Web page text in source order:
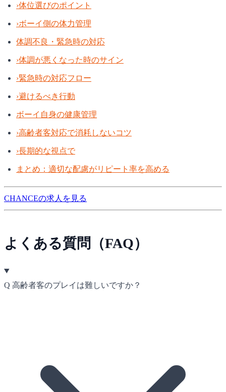
›体位選びのポイント
›ボーイ側の体力管理
体調不良・緊急時の対応
›体調が悪くなった時のサイン
›緊急時の対応フロー
›避けるべき行動
ボーイ自身の健康管理
›高齢者客対応で消耗しないコツ
›長期的な視点で
まとめ：適切な配慮がリピート率を高める
CHANCEの求人を見る
よくある質問（FAQ）
Q 高齢者客のプレイは難しいですか？